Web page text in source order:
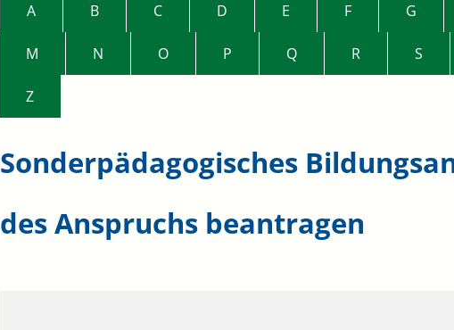
A B C D E F G
M N O P Q R S
Z
Sonderpädagogisches
des Anspruchs beantragen